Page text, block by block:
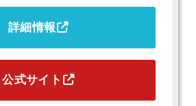
詳細情報
公式サイト